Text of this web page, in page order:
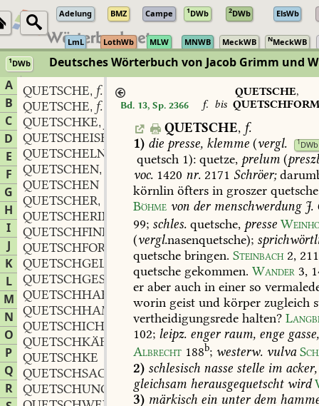
Adelung BMZ Campe 1DWb 2DWb ElsWb
LmL LothWb MLW MNWB MeckWB NMeckWB
1DWb Deutsches Wörterbuch von Jacob Grimm und
A
B
C
D
E
F
G
H
I
J
K
L
M
N
O
P
Q
R
QUETSCHE, f.
QUETSCHE, f.
QUETSCHKE,
QUETSCHEISEN
QUETSCHELN
QUETSCHEN,
QUETSCHEN
QUETSCHER,
QUETSCHERIN
QUETSCHFINK
QUETSCHFORM
QUETSCHGELD
QUETSCHGESICHT,n.
QUETSCHHAHN
n.
QUETSCHHAMMER,m.
QUETSCHICHT
adj.
QUETSCHKÄFER
m.
QUETSCHKE
QUETSCHSACK
m.
QUETSCHUNG
Bd. 13, Sp. 2366
QUETSCHE,
f.bis QUETSCHFORM
QUETSCHE, f.
1) die presse, klemme (vergl. 1DWb
quetsch 1): quetze, prelum (
voc. 1420 nr. 2171 Schröer;
körnlin öfters in groszer quetsche
Böhme von dermenschwerdungJ.
99; schles. quetsche, presse
(vergl.nasenquetsche);
quetsche bringen. Steinbach 2, 211
quetsche gekommen. Wander 3,
er aber auch in einer so
worin geist und körper zugleich
vertheidigungsrede halten?
102; leipz. engerraum, enge gasse,
Albrecht 188b; westerw. vulva
2) schlesisch nasse stelle im acker,
gleichsam herausgequetschtwird
3) märkisch ein unterdem